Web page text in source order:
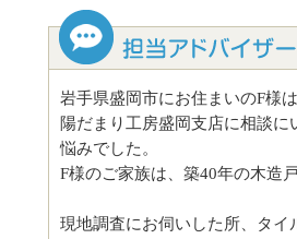
岩手県盛岡市にお住まいのF様は
陽だまり工房盛岡支店に相談
悩みでした。
F様のご家族は、築40年の木造
現地調査にお伺いした所、タ